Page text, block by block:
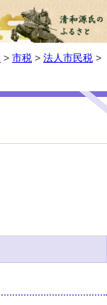
> 市税 > 法人市民税 >